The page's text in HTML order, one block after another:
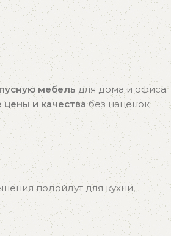
мебельдля дома и офиса:
и качествабез наценок
подойдут для кухни,